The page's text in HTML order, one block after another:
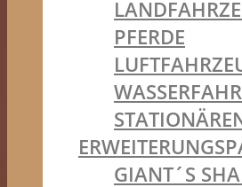
PFERDE
GIANT´S